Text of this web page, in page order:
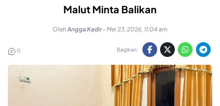
Malut Minta Balikan
OlehAngga Kadir - Mei 23, 2026, 11:04 am
0 Bagikan: